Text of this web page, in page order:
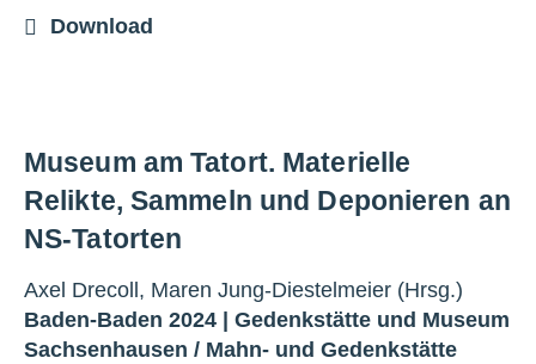
Download
Museum am Tatort. Materielle
Relikte, Sammeln und Deponieren an
NS-Tatorten
Axel Drecoll, Maren Jung-Diestelmeier (Hrsg.)
Baden-Baden 2024 | Gedenkstätte und Museum
Sachsenhausen / Mahn- und Gedenkstätte